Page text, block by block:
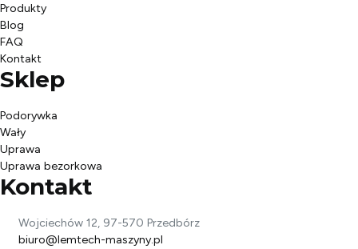
Produkty
Blog
FAQ
Kontakt
Sklep
Podorywka
Wały
Uprawa
Uprawa bezorkowa
Kontakt
Wojciechów 12, 97-570 Przedbórz
biuro@lemtech-maszyny.pl